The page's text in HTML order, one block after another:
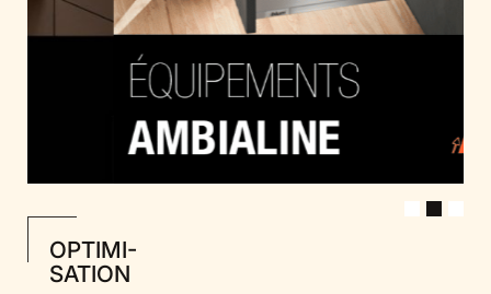
OPTIMI-
SATION